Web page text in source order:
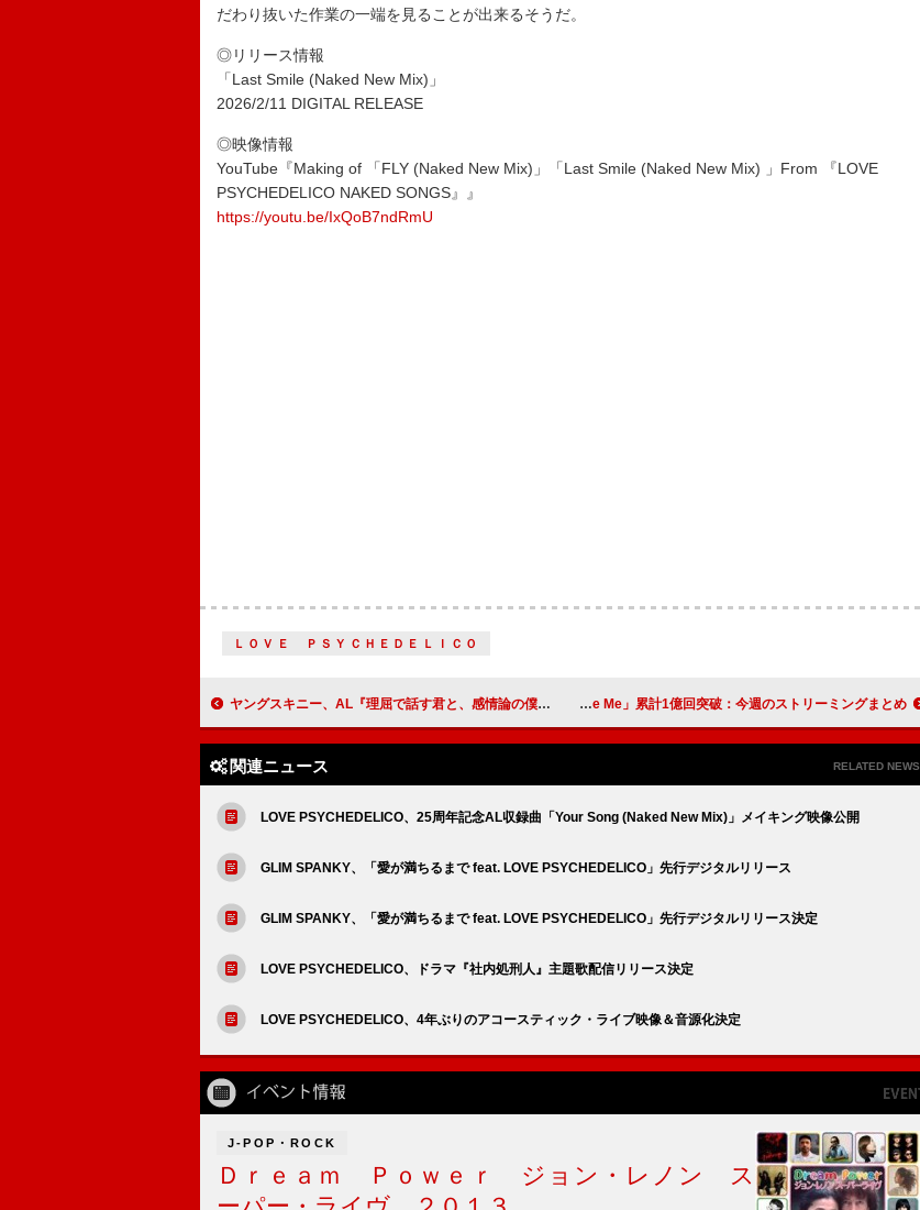
だわり抜いた作業の一端を見ることが出来るそうだ。
◎リリース情報
「Last Smile (Naked New Mix)」
2026/2/11 DIGITAL RELEASE
◎映像情報
YouTube『Making of 「FLY (Naked New Mix)」「Last Smile (Naked New Mix) 」From 『LOVE
PSYCHEDELICO NAKED SONGS』』
https://youtu.be/IxQoB7ndRmU
ＬＯＶＥ ＰＳＹＣＨＥＤＥＬＩＣＯ
ヤングスキニー、AL『理屈で話す君と、感情論の僕』リリース＆リード楽曲「stay with me」MV公開 JIN「Don't Say You Love Me」累計1億回突破：今週のストリーミングまとめ
関連ニュース RELATED NEWS
LOVE PSYCHEDELICO、25周年記念AL収録曲「Your Song (Naked New Mix)」メイキング映像公開
GLIM SPANKY、「愛が満ちるまで feat. LOVE PSYCHEDELICO」先行デジタルリリース
GLIM SPANKY、「愛が満ちるまで feat. LOVE PSYCHEDELICO」先行デジタルリリース決定
LOVE PSYCHEDELICO、ドラマ『社内処刑人』主題歌配信リリース決定
LOVE PSYCHEDELICO、4年ぶりのアコースティック・ライブ映像＆音源化決定
J-POP・ROCK
Ｄｒｅａｍ Ｐｏｗｅｒ ジョン・レノン ス